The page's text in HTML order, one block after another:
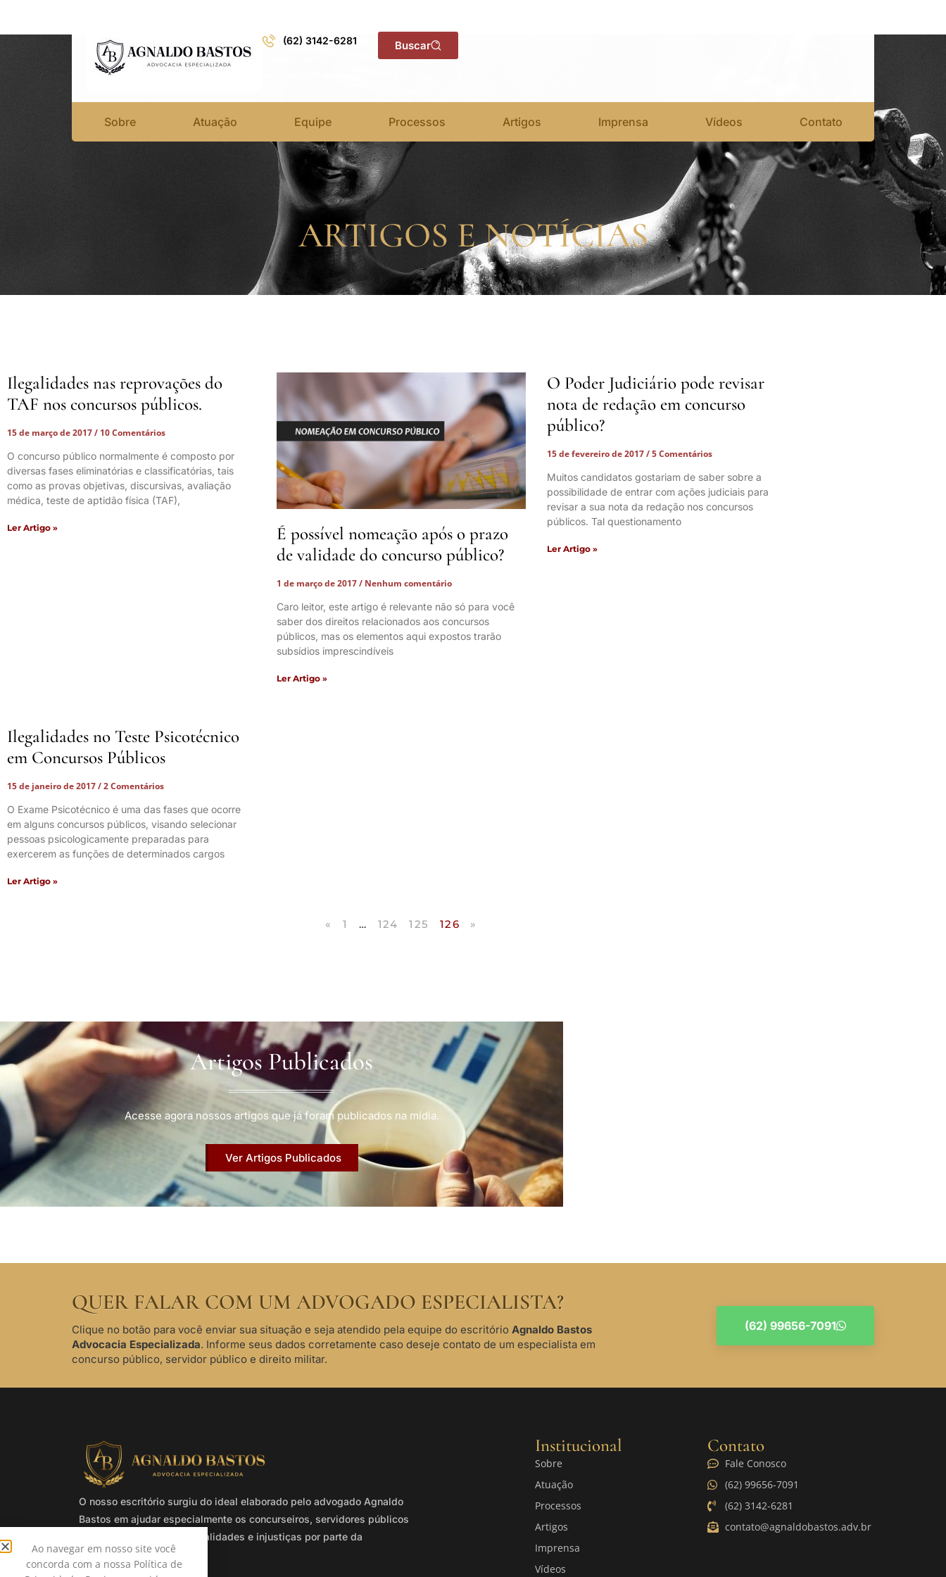
(62) 3142-6281 Buscar
Sobre Atuação Equipe Processos Artigos Imprensa Vídeos Contato
ARTIGOS E NOTÍCIAS
Ilegalidades nas reprovações do
TAF nos concursos públicos.
15 de março de 2017
10 Comentários
O concurso público normalmente é composto por
diversas fases eliminatórias e classificatórias, tais
como as provas objetivas, discursivas, avaliação
médica, teste de aptidão física (TAF),
Ler Artigo »
É possível nomeação após o prazo
de validade do concurso público?
1 de março de 2017 Nenhum comentário
Caro leitor, este artigo é relevante não só para você
saber dos direitos relacionados aos concursos
públicos, mas os elementos aqui expostos trarão
subsídios imprescindíveis
Ler Artigo »
O Poder Judiciário pode revisar
nota de redação em concurso
público?
15 de fevereiro de 2017 5 Comentários
Muitos candidatos gostariam de saber sobre a
possibilidade de entrar com ações judiciais para
revisar a sua nota da redação nos concursos
públicos. Tal questionamento
Ler Artigo »
Ilegalidades no Teste Psicotécnico
em Concursos Públicos
15 de janeiro de 2017
2 Comentários
O Exame Psicotécnico é uma das fases que ocorre
em alguns concursos públicos, visando selecionar
pessoas psicologicamente preparadas para
exercerem as funções de determinados cargos
Ler Artigo »
« 1 … 124 125 126 »
Artigos Publicados
Acesse agora nossos artigos que já foram publicados na mídia.
Ver Artigos Publicados
QUER FALAR COM UM ADVOGADO ESPECIALISTA?
Clique no botão para você enviar sua situação e seja atendido pela equipe do escritório Agnaldo Bastos
Advocacia Especializada. Informe seus dados corretamente caso deseje contato de um especialista em
concurso público, servidor público e direito militar.
(62) 99656-7091
O nosso escritório surgiu do ideal elaborado pelo advogado Agnaldo
Bastos em ajudar especialmente os concurseiros, servidores públicos
e militares que sofrem ilegalidades e injustiças por parte da
Administração Pública.
Institucional
Sobre
Atuação
Processos
Artigos
Imprensa
Vídeos
Contato
Fale Conosco
(62) 99656-7091
(62) 3142-6281
contato@agnaldobastos.adv.br
Ao navegar em nosso site você
concorda com a nossa Política de